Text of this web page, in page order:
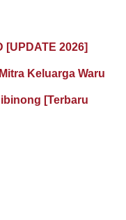
[UPDATE 2026]
Keluarga Waru
[Terbaru